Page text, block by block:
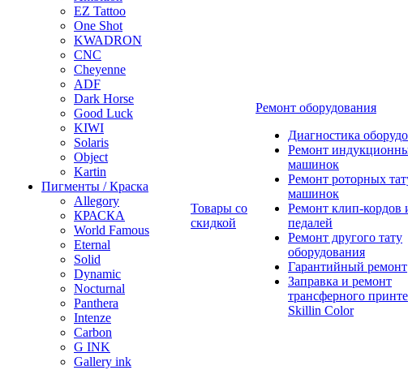
EZ Tattoo
One Shot
KWADRON
CNC
Cheyenne
ADF
Dark Horse
Good Luck
KIWI
Solaris
Object
Kartin
Пигменты / Краска
Allegory
КРАСКА
World Famous
Eternal
Solid
Dynamic
Nocturnal
Panthera
Intenze
Carbon
G INK
Gallery ink
Товары со
скидкой
Ремонт оборудования
Диагностика
Ремонт
машинок
Ремонт роторных
машинок
Ремонт клип-кордов
педалей
Ремонт другого тату
оборудования
Гарантийный ремонт
Заправка и ремонт
трансферного
Skillin Color